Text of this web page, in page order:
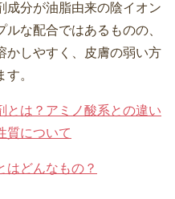
成分が油脂由来の陰イオン
な配合ではあるものの、
かしやすく、皮膚の弱い方
。
は？アミノ酸系との違い
質について
どんなもの？